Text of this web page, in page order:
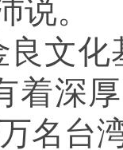
说。
良文
着深
名台